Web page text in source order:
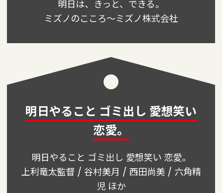
明日 は、きっと、できる。
ミズノのこころ～ミズノ株式会社
明日やること ゴミ出し 愛想笑い
恋愛。
明日やること ゴミ出し 愛想笑い 恋愛。
上利竜太監督 / 谷村美月 / 西田尚美 / 六角精
児 ほか